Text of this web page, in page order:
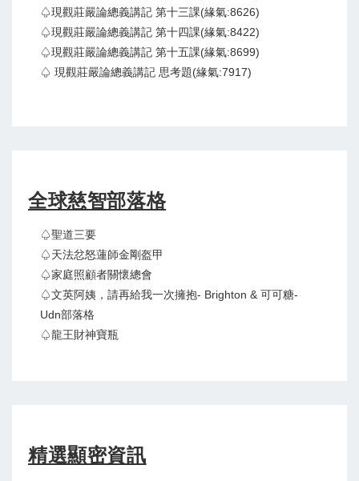
♤現觀莊嚴論總義講記 第十三課(緣氣:8626)
♤現觀莊嚴論總義講記 第十四課(緣氣:8422)
♤現觀莊嚴論總義講記 第十五課(緣氣:8699)
♤ 現觀莊嚴論總義講記 思考題(緣氣:7917)
全球慈智部落格
♤聖道三要
♤天法忿怒蓮師金剛盔甲
♤家庭照顧者關懷總會
♤文英阿姨，請再給我一次擁抱- Brighton & 可可糖-
Udn部落格
♤龍王財神寶瓶
精選顯密資訊